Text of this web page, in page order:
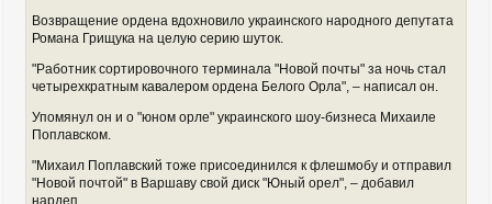
Возвращение ордена вдохновило украинского народного депутата
Романа Грищука на целую серию шуток.
"Работник сортировочного терминала "Новой почты" за ночь стал
четырехкратным кавалером ордена Белого Орла", – написал он.
Упомянул он и о "юном орле" украинского шоу-бизнеса Михаиле
Поплавском.
"Михаил Поплавский тоже присоединился к флешмобу и отправил
"Новой почтой" в Варшаву свой диск "Юный орел", – добавил